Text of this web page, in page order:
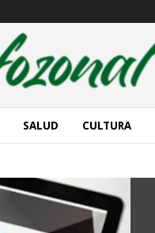
SALUD CULTURA